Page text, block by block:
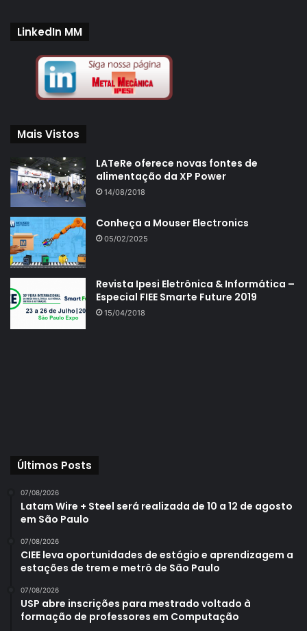
LinkedIn MM
Mais Vistos
LATeRe oferece novas fontes de
alimentação da XP Power
14/08/2018
Conheça a Mouser Electronics
05/02/2025
Revista Ipesi Eletrônica & Informática –
Especial FIEE Smarte Future 2019
15/04/2018
Últimos Posts
07/08/2026
Latam Wire + Steel será realizada de 10 a 12 de agosto
em São Paulo
07/08/2026
CIEE leva oportunidades de estágio e aprendizagem a
estações de trem e metrô de São Paulo
07/08/2026
USP abre inscrições para mestrado voltado à
formação de professores em Computação